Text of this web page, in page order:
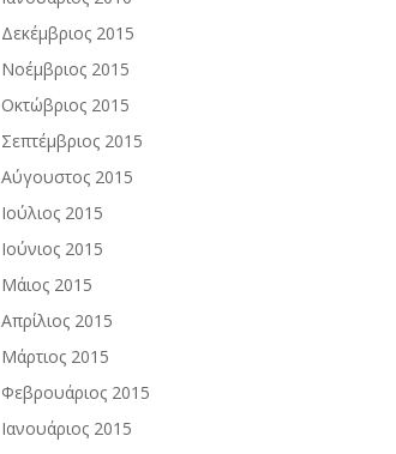
Δεκέμβριος 2015
Νοέμβριος 2015
Οκτώβριος 2015
Σεπτέμβριος 2015
Αύγουστος 2015
Ιούλιος 2015
Ιούνιος 2015
Μάιος 2015
Απρίλιος 2015
Μάρτιος 2015
Φεβρουάριος 2015
Ιανουάριος 2015